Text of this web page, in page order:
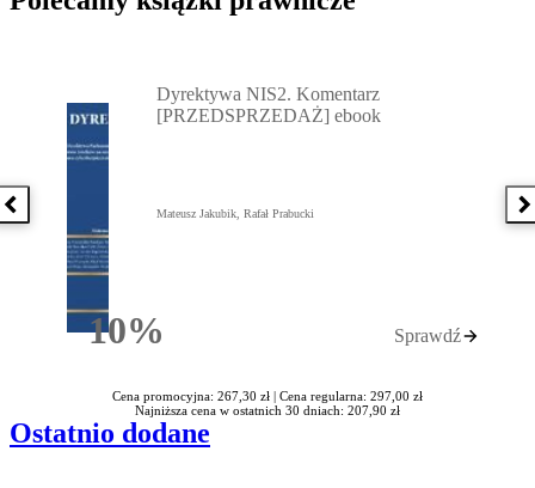
Poprzednia książka
10%Rabatu
Dyrektywa NIS2. Komentarz
[PRZEDSPRZEDAŻ] ebook
Mateusz Jakubik, Rafał Prabucki
Sprawdź
Cena promocyjna: 267,30 zł | Cena regularna: 297,00 zł
Najniższa cena w ostatnich 30 dniach: 207,90 zł
Ostatnio dodane